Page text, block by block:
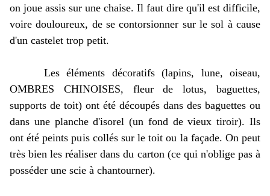
on joue assis sur une chaise. Il faut dire qu'il est difficile,
voire douloureux, de se contorsionner sur le sol à cause
d'un castelet trop petit.
Les éléments décoratifs (lapins, lune, oiseau,
OMBRES CHINOISES, fleur de lotus, baguettes,
supports de toit) ont été découpés dans des baguettes ou
dans une planche d'isorel (un fond de vieux tiroir). Ils
ont été peints puis collés sur le toit ou la façade. On peut
très bien les réaliser dans du carton (ce qui n'oblige pas à
posséder une scie à chantourner).